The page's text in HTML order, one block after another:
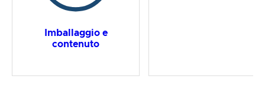
Imballaggio e
contenuto